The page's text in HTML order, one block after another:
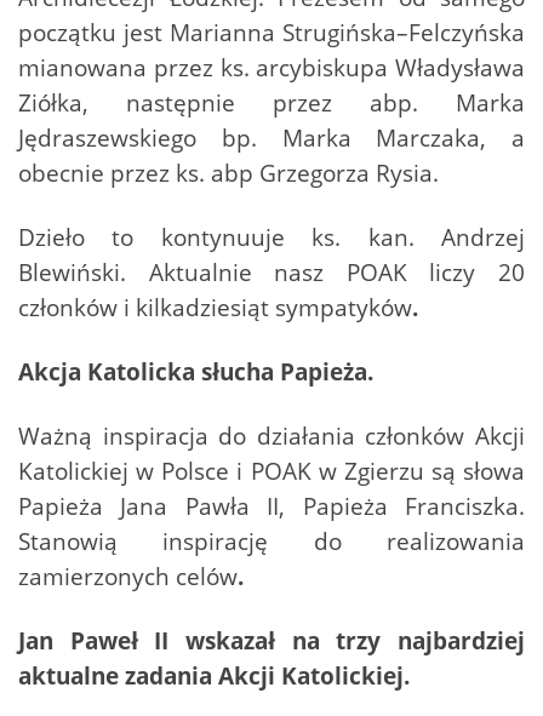
początku jest Marianna Strugińska–Felczyńska
mianowana przez ks. arcybiskupa Władysława
Ziółka, następnie przez abp. Marka
Jędraszewskiego bp. Marka Marczaka, a
obecnie przez ks. abp Grzegorza Rysia.
Dzieło to kontynuuje ks. kan. Andrzej
Blewiński. Aktualnie nasz POAK liczy 20
członków i kilkadziesiąt sympatyków.
Akcja Katolicka słucha Papieża.
Ważną inspiracja do działania członków Akcji
Katolickiej w Polsce i POAK w Zgierzu są słowa
Papieża Jana Pawła II, Papieża Franciszka.
Stanowią inspirację do realizowania
zamierzonych celów.
Jan Paweł II wskazał na trzy najbardziej
aktualne zadania Akcji Katolickiej.